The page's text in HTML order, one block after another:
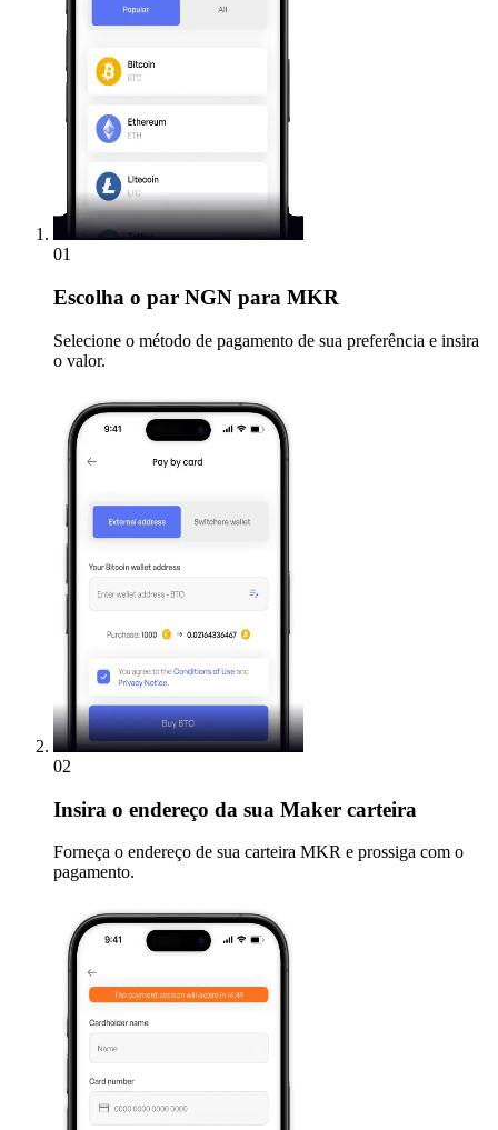
01
Escolha o par NGN para MKR
Selecione o método de pagamento de sua preferência e insira
o valor.
02
Insira o endereço da sua Maker carteira
Forneça o endereço de sua carteira MKR e prossiga com o
pagamento.